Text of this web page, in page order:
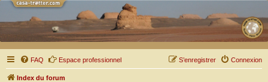
FAQ Espace professionnel Connexion
S’enregistrer
Index du forum